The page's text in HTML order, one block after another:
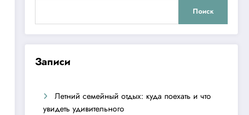
Поиск
Записи
Летний семейный отдых: куда поехать и что
увидеть удивительного